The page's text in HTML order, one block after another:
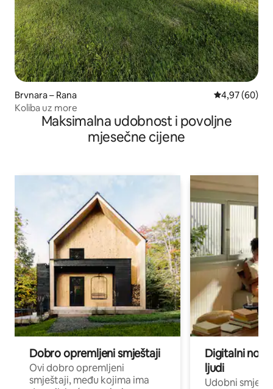
Brvnara – Rana Prosječna
4,97 (60)
Koliba uz more
Maksimalna udobnost i povoljne
mjesečne cijene
Dobro opremljeni smještaji
Ovi dobro opremljeni
smještaji, među kojima ima
Digitalni
ljudi
Udobni